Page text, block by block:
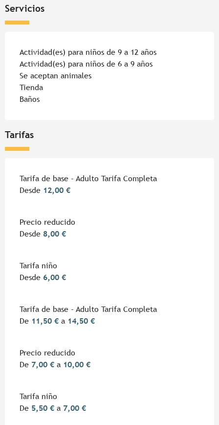
Servicios
Actividad(es) para niños de 9 a 12 años
Actividad(es) para niños de 6 a 9 años
Se aceptan animales
Tienda
Baños
Tarifas
Tarifas 2026
Tarifa de base - Adulto Tarifa Completa
Desde 12,00 €
Precio reducido
Desde 8,00 €
Tarifa niño
Desde 6,00 €
Tarifa de base - Adulto Tarifa Completa
De 11,50 € a 14,50 €
Precio reducido
De 7,00 € a 10,00 €
Tarifa niño
De 5,50 € a 7,00 €